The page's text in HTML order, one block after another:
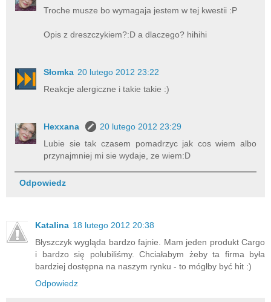
Troche musze bo wymagaja jestem w tej kwestii :P
Opis z dreszczykiem?:D a dlaczego? hihihi
Słomka 20 lutego 2012 23:22
Reakcje alergiczne i takie takie :)
Hexxana
20 lutego 2012 23:29
Lubie sie tak czasem pomadrzyc jak cos wiem albo
przynajmniej mi sie wydaje, ze wiem:D
Odpowiedz
Katalina 18 lutego 2012 20:38
Błyszczyk wygląda bardzo fajnie. Mam jeden produkt Cargo
i bardzo się polubiliśmy. Chciałabym żeby ta firma była
bardziej dostępna na naszym rynku - to mógłby być hit :)
Odpowiedz